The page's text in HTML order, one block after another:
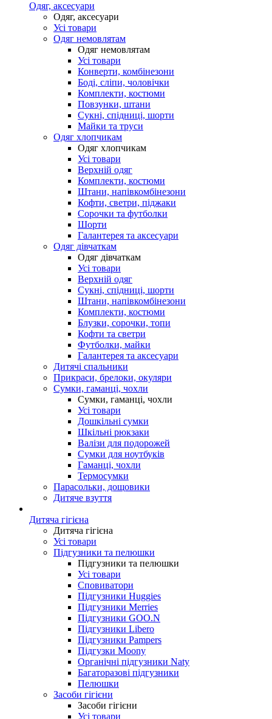
Одяг, аксесуари
Одяг, аксесуари
Усі товари
Одяг немовлятам
Одяг немовлятам
Усі товари
Конверти, комбінезони
Боді, сліпи, чоловічки
Комплекти, костюми
Повзунки, штани
Сукні, спідниці, шорти
Майки та труси
Одяг хлопчикам
Одяг хлопчикам
Усі товари
Верхній одяг
Комплекти, костюми
Штани, напівкомбінезони
Кофти, светри, піджаки
Сорочки та футболки
Шорти
Галантерея та аксесуари
Одяг дівчаткам
Одяг дівчаткам
Усі товари
Верхній одяг
Сукні, спідниці, шорти
Штани, напівкомбінезони
Комплекти, костюми
Блузки, сорочки, топи
Кофти та светри
Футболки, майки
Галантерея та аксесуари
Дитячі спальники
Прикраси, брелоки, окуляри
Сумки, гаманці, чохли
Сумки, гаманці, чохли
Усі товари
Дошкільні сумки
Шкільні рюкзаки
Валізи для подорожей
Сумки для ноутбуків
Гаманці, чохли
Термосумки
Парасольки, дощовики
Дитяче взуття
Дитяча гігієна
Дитяча гігієна
Усі товари
Підгузники та пелюшки
Підгузники та пелюшки
Усі товари
Сповиватори
Підгузники Huggies
Підгузники Merries
Підгузники GOO.N
Підгузники Libero
Підгузники Pampers
Підгузки Moony
Органічні підгузники Naty
Багаторазові підгузники
Пелюшки
Засоби гігієни
Засоби гігієни
Усі товари